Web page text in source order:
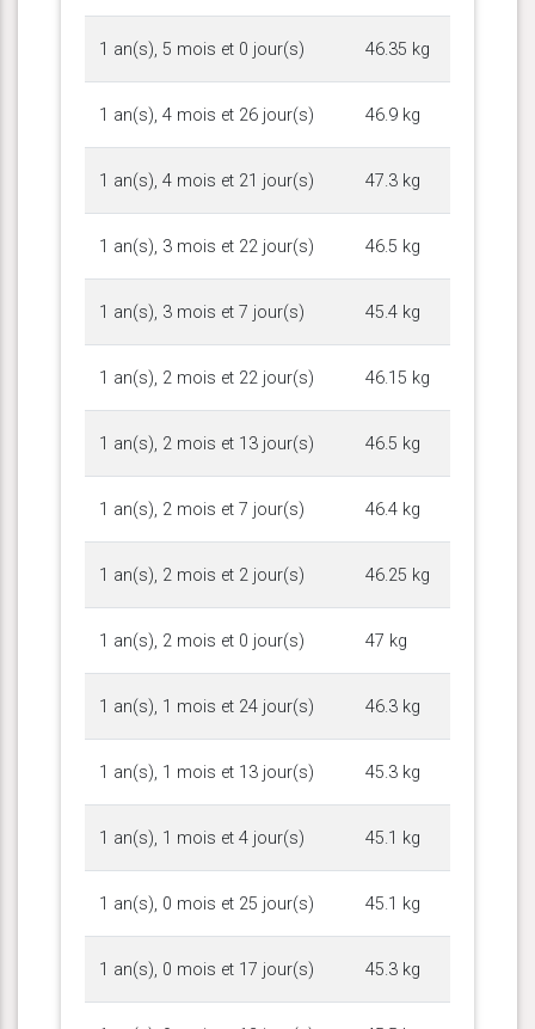
1 an(s), 5 mois et 0 jour(s) 46.35 kg
1 an(s), 4 mois et 26 jour(s) 46.9 kg
1 an(s), 4 mois et 21 jour(s) 47.3 kg
1 an(s), 3 mois et 22 jour(s) 46.5 kg
1 an(s), 3 mois et 7 jour(s) 45.4 kg
1 an(s), 2 mois et 22 jour(s) 46.15 kg
1 an(s), 2 mois et 13 jour(s) 46.5 kg
1 an(s), 2 mois et 7 jour(s) 46.4 kg
1 an(s), 2 mois et 2 jour(s) 46.25 kg
1 an(s), 2 mois et 0 jour(s) 47 kg
1 an(s), 1 mois et 24 jour(s) 46.3 kg
1 an(s), 1 mois et 13 jour(s) 45.3 kg
1 an(s), 1 mois et 4 jour(s) 45.1 kg
1 an(s), 0 mois et 25 jour(s) 45.1 kg
1 an(s), 0 mois et 17 jour(s) 45.3 kg